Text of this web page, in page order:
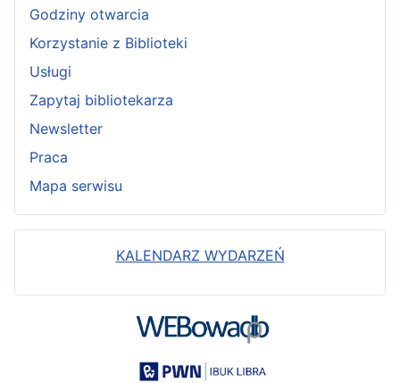
Godziny otwarcia
Korzystanie z Biblioteki
Usługi
Zapytaj bibliotekarza
Newsletter
Praca
Mapa serwisu
KALENDARZ WYDARZEŃ